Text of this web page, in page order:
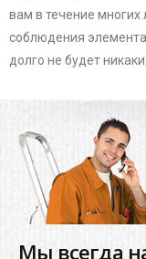
вам в течение многих
соблюдения
долго не будет
Мы всегда